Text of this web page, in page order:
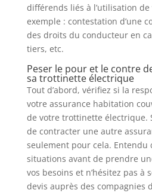
différends liés à l’utilisation
exemple : contestation d’une
des droits du conducteur en
tiers, etc.
Peser le pour et le contre
sa trottinette électrique
Tout d’abord, vérifiez si la
votre assurance habitation
de votre trottinette électrique.
de contracter une autre
seulement pour cela. Entendu
situations avant de prendre
vos besoins et n’hésitez pas à
devis auprès des compagnies